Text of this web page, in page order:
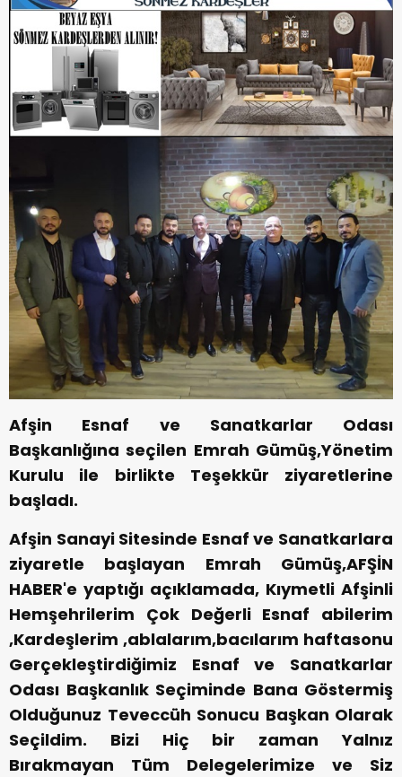
Afşin Esnaf ve Sanatkarlar Odası
Başkanlığına seçilen Emrah Gümüş,Yönetim
Kurulu ile birlikte Teşekkür ziyaretlerine
başladı.
Afşin Sanayi Sitesinde Esnaf ve Sanatkarlara
ziyaretle başlayan Emrah Gümüş,AFŞİN
HABER'e yaptığı açıklamada, Kıymetli Afşinli
Hemşehrilerim Çok Değerli Esnaf abilerim
,Kardeşlerim ,ablalarım,bacılarım haftasonu
Gerçekleştirdiğimiz Esnaf ve Sanatkarlar
Odası Başkanlık Seçiminde Bana Göstermiş
Olduğunuz Teveccüh Sonucu Başkan Olarak
Seçildim. Bizi Hiç bir zaman Yalnız
Bırakmayan Tüm Delegelerimize ve Siz